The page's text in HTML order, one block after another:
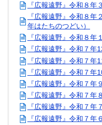
『広報遠野』令和８
『広報遠野』令和８
年はたちのつどい）
『広報遠野』令和８
『広報遠野』令和７
『広報遠野』令和７
『広報遠野』令和７
『広報遠野』令和７
『広報遠野』令和７
『広報遠野』令和７
『広報遠野』令和７